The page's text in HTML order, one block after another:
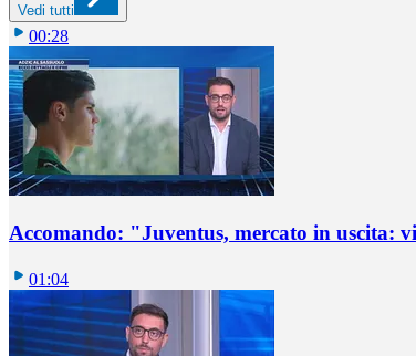
Vedi tutti
00:28
Accomando: "Juventus, mercato in uscita:
01:04